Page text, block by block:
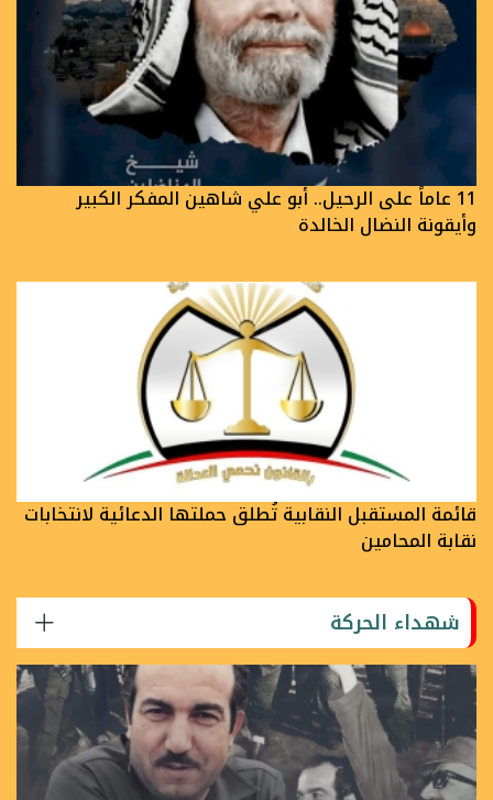
11 عاماً على الرحيل.. أبو علي شاهين المفكر الكبير
وأيقونة النضال الخالدة
قائمة المستقبل النقابية تُطلق حملتها الدعائية لانتخابات
نقابة المحامين
شهداء الحركة